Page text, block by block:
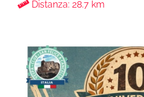
Distanza: 28.7 km